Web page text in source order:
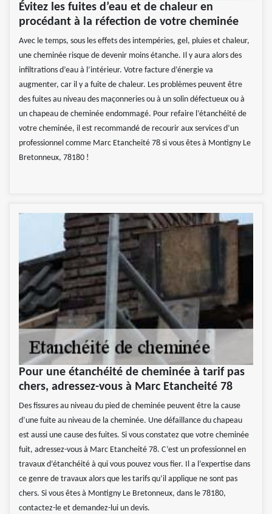
Évitez les fuites d’eau et de chaleur en
procédant à la réfection de votre cheminée
Avec le temps, sous les effets des intempéries, gel, pluies et chaleur,
une cheminée risque de devenir moins étanche. Il y aura alors des
infiltrations d’eau à l’intérieur. Votre facture d’énergie va
augmenter, car il y a fuite de chaleur. Les problèmes peuvent être
des fuites au niveau des maçonneries ou à un solin défectueux ou à
un chapeau de cheminée endommagé. Pour refaire l’étanchéité de
votre cheminée, il est recommandé de recourir aux services d’un
professionnel comme Marc Etancheité 78 si vous êtes à Montigny Le
Bretonneux, 78180 !
Pour une étanchéité de cheminée à tarif pas
chers, adressez-vous à Marc Etancheité 78
Des fissures au niveau du pied de cheminée peuvent être la cause
d’une fuite au niveau de la cheminée. Une défaillance du chapeau
est aussi une cause des fuites. Si vous constatez que votre cheminée
fuit, adressez-vous à Marc Etancheité 78. C’est un professionnel en
travaux d’étanchéité à qui vous pouvez vous fier. Il a l’expertise dans
ce genre de travaux alors que les tarifs qu’il applique ne sont pas
chers. Si vous êtes à Montigny Le Bretonneux, dans le 78180,
contactez-le et demandez-lui un devis.